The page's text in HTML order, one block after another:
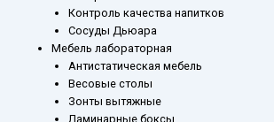
Контроль качества напитков
Сосуды Дьюара
Мебель лабораторная
Антистатическая мебель
Весовые столы
Зонты вытяжные
Ламинарные боксы